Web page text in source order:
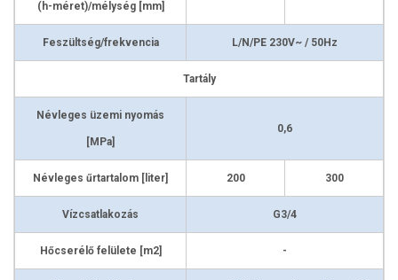
(h-méret)/mélység [mm]
Feszültség/frekvencia L/N/PE 230V~ / 50Hz
Tartály
Névleges üzemi nyomás
[MPa]
0,6
Névleges űrtartalom [liter] 200 300
Vízcsatlakozás G3/4
Hőcserélő felülete [m2] -